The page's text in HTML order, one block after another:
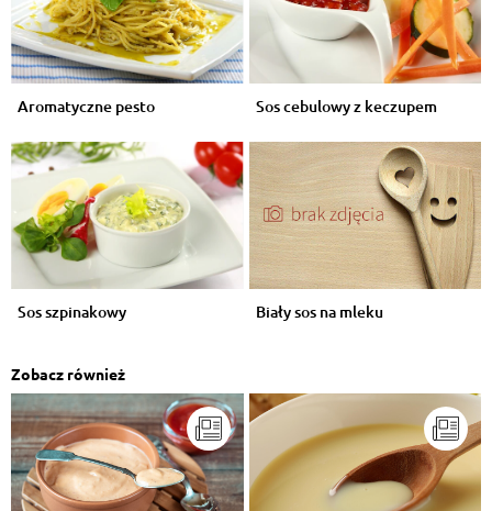
Aromatyczne pesto Sos cebulowy z keczupem
Sos szpinakowy Biały sos na mleku
Zobacz również